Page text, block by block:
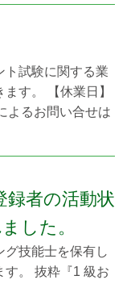
ト試験に関する業
す。 【休業日】
よるお問い合せは
かけいたします
者の活動状
した。
グ技能士を保有し
す。 抜粋『1 級お